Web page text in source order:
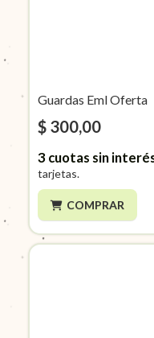
Guardas Eml Oferta
$ 300,00
3cuotas sin
tarjetas.
COMPRAR